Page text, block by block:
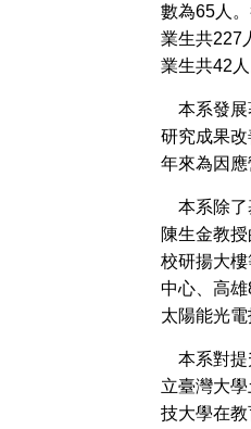
數為65人
業生共227
業生共42
本系發展
研究成果
年來為因
本系除了
陳生金教
校研揚大
中心、高
太陽能光
本系對提
立臺灣大
技大學在